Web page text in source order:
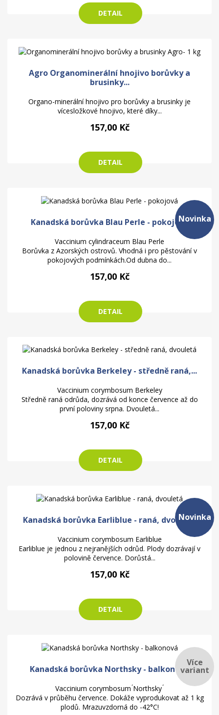
DETAIL
Agro Organominerální hnojivo borůvky a
brusinky...
Organo-minerální hnojivo pro borůvky a brusinky je
vícesložkové hnojivo, které díky...
157,00 Kč
DETAIL
Kanadská borůvka Blau Perle - pokojová
Vaccinium cylindraceum Blau Perle
Borůvka z Azorských ostrovů. Vhodná i pro pěstování v
pokojových podmínkách.Od dubna do...
157,00 Kč
DETAIL
Novinka
Kanadská borůvka Berkeley - středně raná,...
Vaccinium corymbosum Berkeley
Středně raná odrůda, dozrává od konce července až do
první poloviny srpna. Dvouletá...
157,00 Kč
DETAIL
Kanadská borůvka Earliblue - raná, dvouletá
Vaccinium corymbosum Earliblue
Earliblue je jednou z nejranějších odrůd. Plody dozrávají v
polovině července. Dorůstá...
157,00 Kč
DETAIL
Novinka
Kanadská borůvka Northsky - balkonová
Vaccinium corymbosum ́Northsky ́
Dozrává v průběhu července. Dokáže vyprodukovat až 1 kg
plodů. Mrazuvzdorná do -42°C!
Více
variant